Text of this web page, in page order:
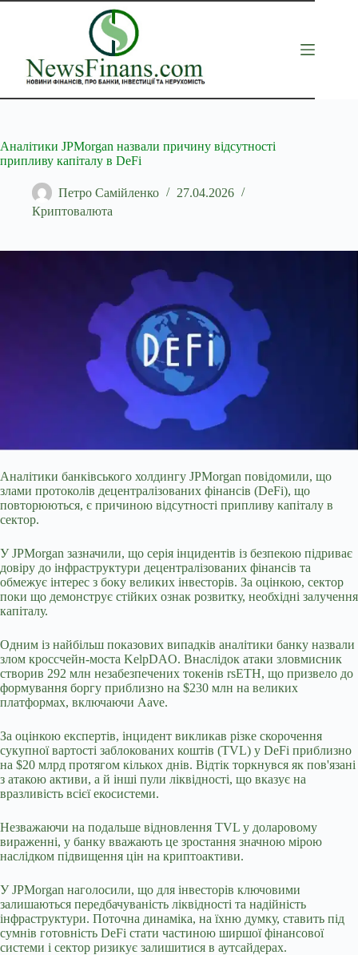
Перейти
Аналітики JPMorgan назвали причину відсутності
припливу капіталу в DeFi
Петро Самійленко
27.04.2026
Криптовалюта
Аналітики банківського холдингу JPMorgan повідомили, що
злами протоколів децентралізованих фінансів (DeFi), що
повторюються, є причиною відсутності припливу капіталу в
сектор.
У JPMorgan зазначили, що серія інцидентів із безпекою підриває
довіру до інфраструктури децентралізованих фінансів та
обмежує інтерес з боку великих інвесторів. За оцінкою, сектор
поки що демонструє стійких ознак розвитку, необхідні залучення
капіталу.
Одним із найбільш показових випадків аналітики банку назвали
злом кроссчейн-моста KelpDAO. Внаслідок атаки зловмисник
створив 292 млн незабезпечених токенів rsETH, що призвело до
формування боргу приблизно на $230 млн на великих
платформах, включаючи Aave.
За оцінкою експертів, інцидент викликав різке скорочення
сукупної вартості заблокованих коштів (TVL) у DeFi приблизно
на $20 млрд протягом кількох днів. Відтік торкнувся як пов'язані
з атакою активи, а й інші пули ліквідності, що вказує на
вразливість всієї екосистеми.
Незважаючи на подальше відновлення TVL у доларовому
вираженні, у банку вважають це зростання значною мірою
наслідком підвищення цін на криптоактиви.
У JPMorgan наголосили, що для інвесторів ключовими
залишаються передбачуваність ліквідності та надійність
інфраструктури. Поточна динаміка, на їхню думку, ставить під
сумнів готовність DeFi стати частиною ширшої фінансової
системи і сектор ризикує залишитися в аутсайдерах.